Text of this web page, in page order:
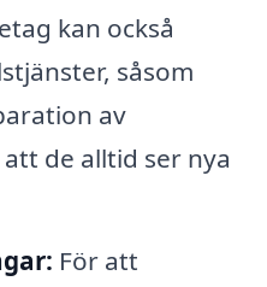
kan också
såsom
av
de alltid ser nya
För att